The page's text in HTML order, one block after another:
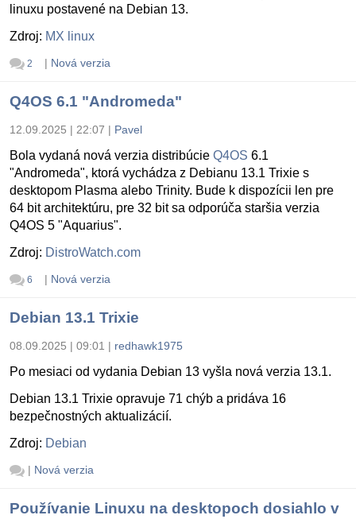
linuxu postavené na Debian 13.
Zdroj: MX linux
2 | Nová verzia
Q4OS 6.1 "Andromeda"
12.09.2025 | 22:07 | Pavel
Bola vydaná nová verzia distribúcie Q4OS 6.1
"Andromeda", ktorá vychádza z Debianu 13.1 Trixie s
desktopom Plasma alebo Trinity. Bude k dispozícii len pre
64 bit architektúru, pre 32 bit sa odporúča staršia verzia
Q4OS 5 "Aquarius".
Zdroj: DistroWatch.com
6 | Nová verzia
Debian 13.1 Trixie
08.09.2025 | 09:01 | redhawk1975
Po mesiaci od vydania Debian 13 vyšla nová verzia 13.1.
Debian 13.1 Trixie opravuje 71 chýb a pridáva 16
bezpečnostných aktualizácií.
Zdroj: Debian
| Nová verzia
Používanie Linuxu na desktopoch dosiahlo v